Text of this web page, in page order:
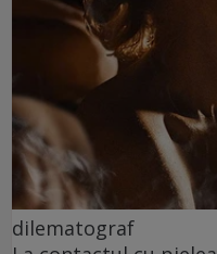
dilematograf